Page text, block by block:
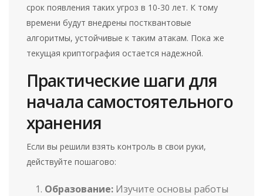
срок появления таких угроз в 10-30 лет. К тому
времени будут внедрены постквантовые
алгоритмы, устойчивые к таким атакам. Пока же
текущая криптография остается надежной.
Практические шаги для
начала самостоятельного
хранения
Если вы решили взять контроль в свои руки,
действуйте пошагово:
Образование: Изучите основы работы